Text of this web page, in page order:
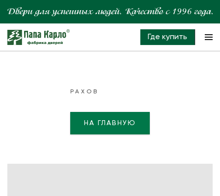
Где купить
РАХОВ
НА ГЛАВНУЮ